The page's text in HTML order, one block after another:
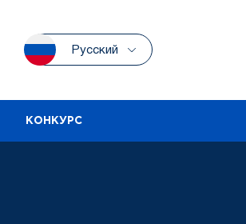
Русский
КОНКУРС